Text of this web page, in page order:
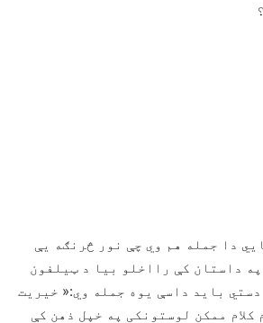
دا جمله هم وي چې نور څرنګه یې
داستان کې رااخلو بیا د ټیلفون
باید داسې یوه جمله وي:« خیریت
کلام ممکن لوستونکی په خپل ذهن کې